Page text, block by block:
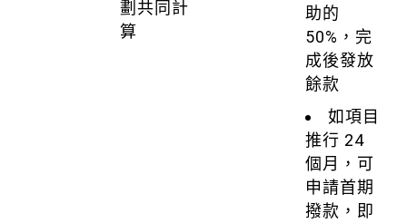
劃共同計
算
助的
50%，完
成後發放
餘款
如項目
推行 24
個月，可
申請首期
撥款，即